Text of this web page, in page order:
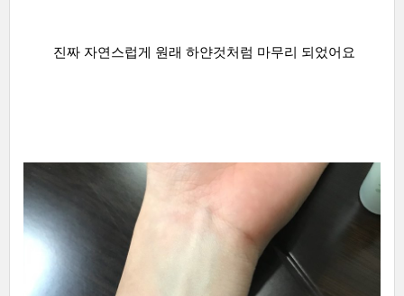
진짜 자연스럽게 원래 하얀것처럼 마무리 되었어요